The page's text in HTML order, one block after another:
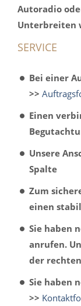
Autoradio
Unterbreiten
SERVICE
Bei einer
>>
Einen
Unsere
Spalte
Zum
einen
Sie haben
anrufen.
der
Sie haben
>>